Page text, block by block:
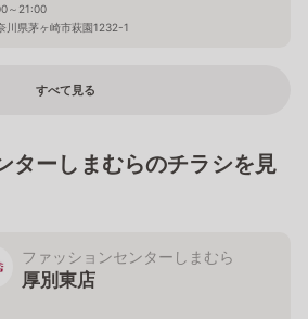
～21:00
川県茅ヶ崎市萩園1232-1
すべて見る
ターしまむらのチラシを見
ファッションセンターしまむら
厚別東店